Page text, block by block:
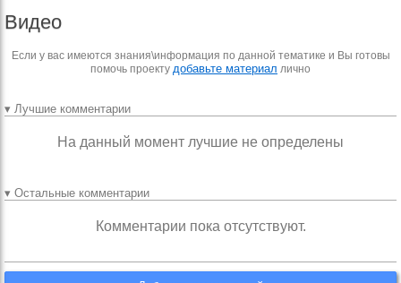
Видео
Если у вас имеются знания\информация по данной тематике и Вы готовы
помочь проекту добавьте материал лично
▾ Лучшие комментарии
На данный момент лучшие не определены
▾ Остальные комментарии
Комментарии пока отсутствуют.